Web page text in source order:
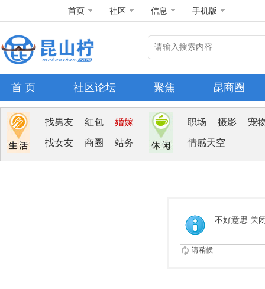
首页 社区 信息 手机版
首 页 社区论坛 聚焦 昆商圈
找男友 红包 婚嫁
找女友 商圈 站务
职场 摄影 宠
情感天空
不好意思 关
请稍候...